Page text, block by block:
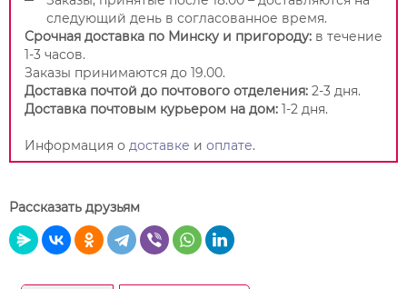
следующий день в согласованное время.
Срочная доставка по Минску и пригороду: в течение
1-3 часов.
Заказы принимаются до 19.00.
Доставка почтой до почтового отделения: 2-3 дня.
Доставка почтовым курьером на дом: 1-2 дня.
Информация о доставке и оплате.
Рассказать друзьям